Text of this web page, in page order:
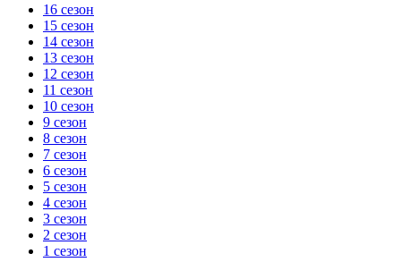
16 сезон
15 сезон
14 сезон
13 сезон
12 сезон
11 сезон
10 сезон
9 сезон
8 сезон
7 сезон
6 сезон
5 сезон
4 сезон
3 сезон
2 сезон
1 сезон